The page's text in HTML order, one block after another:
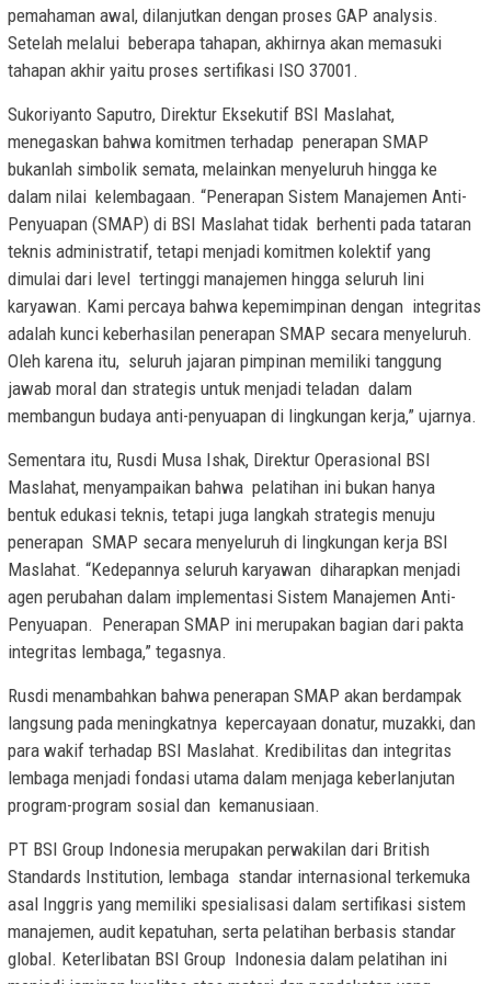
pemahaman awal, dilanjutkan dengan proses GAP analysis.
Setelah melalui beberapa tahapan, akhirnya akan memasuki
tahapan akhir yaitu proses sertifikasi ISO 37001.
Sukoriyanto Saputro, Direktur Eksekutif BSI Maslahat,
menegaskan bahwa komitmen terhadap penerapan SMAP
bukanlah simbolik semata, melainkan menyeluruh hingga ke
dalam nilai kelembagaan. “Penerapan Sistem Manajemen Anti-
Penyuapan (SMAP) di BSI Maslahat tidak berhenti pada tataran
teknis administratif, tetapi menjadi komitmen kolektif yang
dimulai dari level tertinggi manajemen hingga seluruh lini
karyawan. Kami percaya bahwa kepemimpinan dengan integritas
adalah kunci keberhasilan penerapan SMAP secara menyeluruh.
Oleh karena itu, seluruh jajaran pimpinan memiliki tanggung
jawab moral dan strategis untuk menjadi teladan dalam
membangun budaya anti-penyuapan di lingkungan kerja,” ujarnya.
Sementara itu, Rusdi Musa Ishak, Direktur Operasional BSI
Maslahat, menyampaikan bahwa pelatihan ini bukan hanya
bentuk edukasi teknis, tetapi juga langkah strategis menuju
penerapan SMAP secara menyeluruh di lingkungan kerja BSI
Maslahat. “Kedepannya seluruh karyawan diharapkan menjadi
agen perubahan dalam implementasi Sistem Manajemen Anti-
Penyuapan. Penerapan SMAP ini merupakan bagian dari pakta
integritas lembaga,” tegasnya.
Rusdi menambahkan bahwa penerapan SMAP akan berdampak
langsung pada meningkatnya kepercayaan donatur, muzakki, dan
para wakif terhadap BSI Maslahat. Kredibilitas dan integritas
lembaga menjadi fondasi utama dalam menjaga keberlanjutan
program-program sosial dan kemanusiaan.
PT BSI Group Indonesia merupakan perwakilan dari British
Standards Institution, lembaga standar internasional terkemuka
asal Inggris yang memiliki spesialisasi dalam sertifikasi sistem
manajemen, audit kepatuhan, serta pelatihan berbasis standar
global. Keterlibatan BSI Group Indonesia dalam pelatihan ini